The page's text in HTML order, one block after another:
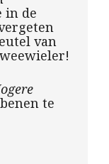
in de
van
te